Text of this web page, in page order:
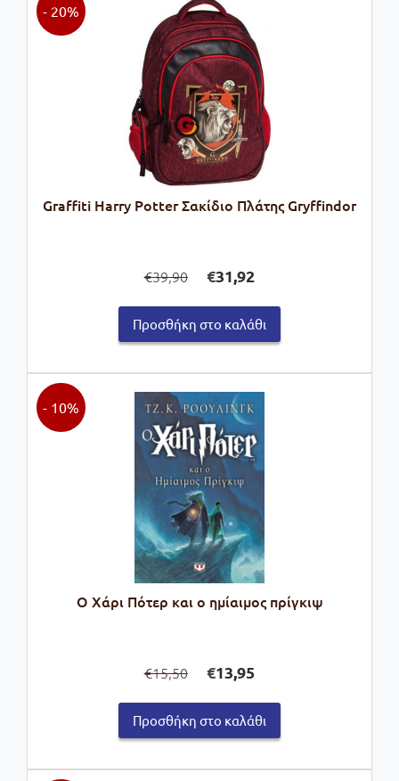
Graffiti Harry Potter Σακίδιο Πλάτης Gryffindor
- 20%
€39,90
price
was:
€39,90.
€31,92τρέχουσα
τιμή
είναι:
€31,92.
Προσθήκη στο καλάθι
Ο Χάρι Πότερ και ο ημίαιμος πρίγκιψ
- 10%
€15,50
price
was:
€15,50.
€13,95
τιμή
είναι:
€13,95.
Προσθήκη στο καλάθι